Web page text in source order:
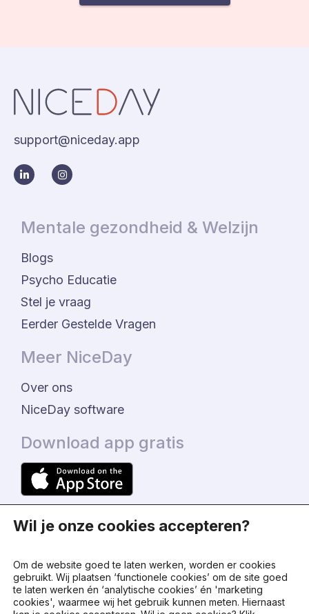
support@niceday.app
Mentale gezondheid & Welzijn
Blogs
Psycho Educatie
Stel je vraag
Eerder Gestelde Vragen
Meer NiceDay
Over ons
NiceDay software
Download app gratis
© 2024 - NiceDay Nederland
Wil je onze cookies accepteren?
Om de website goed te laten werken, worden er cookies
gebruikt. Wij plaatsen ‘functionele cookies’ om de site goed
te laten werken én ‘analytische cookies’ én 'marketing
cookies', waarmee wij het gebruik kunnen meten. Hiernaast